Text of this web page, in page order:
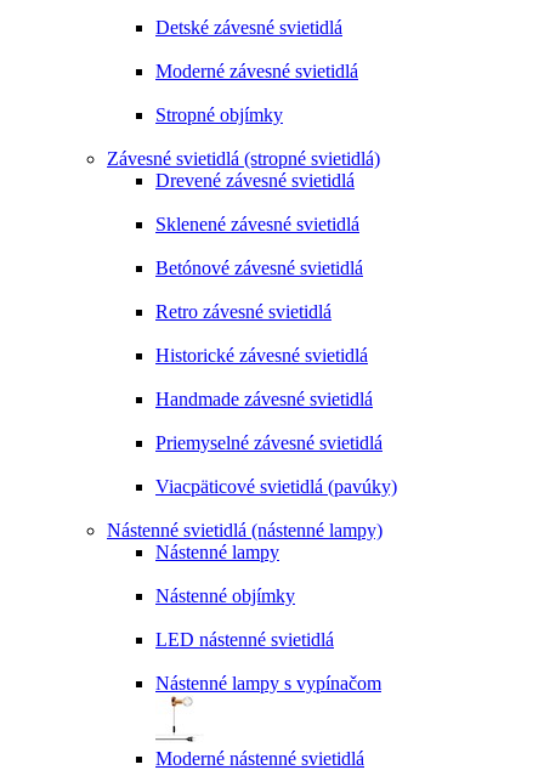
Detské závesné svietidlá
Moderné závesné svietidlá
Stropné objímky
Závesné svietidlá (stropné svietidlá)
Drevené závesné svietidlá
Sklenené závesné svietidlá
Betónové závesné svietidlá
Retro závesné svietidlá
Historické závesné svietidlá
Handmade závesné svietidlá
Priemyselné závesné svietidlá
Viacpäticové svietidlá (pavúky)
Nástenné svietidlá (nástenné lampy)
Nástenné lampy
Nástenné objímky
LED nástenné svietidlá
Nástenné lampy s vypínačom
Moderné nástenné svietidlá